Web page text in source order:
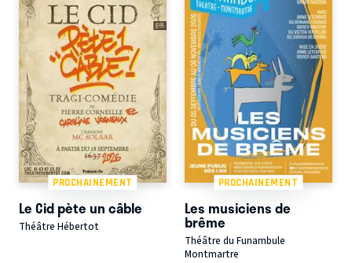
PROCHAINEMENT
Le Cid pète un câble
Théâtre Hébertot
PROCHAINEMENT
Les musiciens de
brême
Théâtre du Funambule
Montmartre